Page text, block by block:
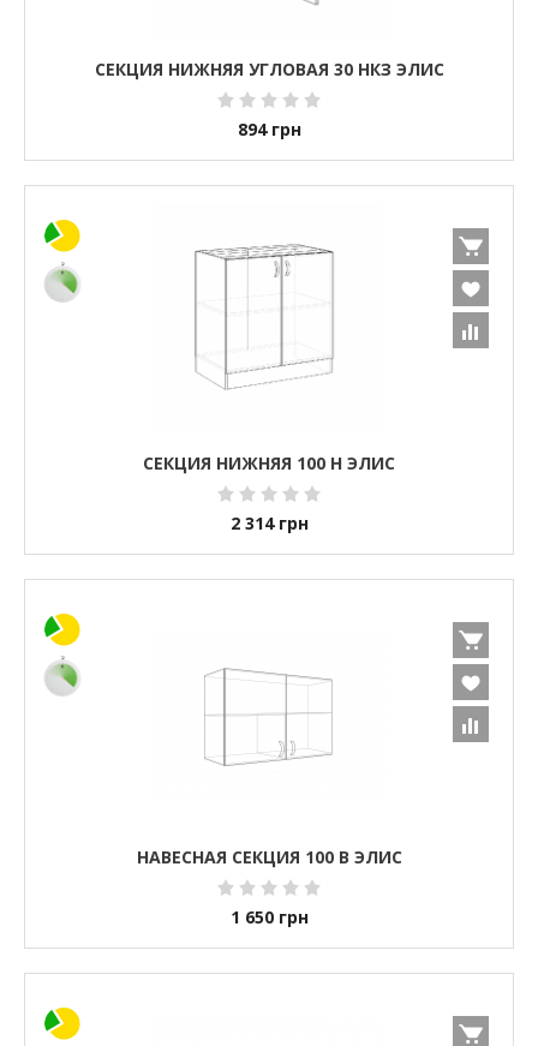
СЕКЦИЯ НИЖНЯЯ УГЛОВАЯ 30 НКЗ ЭЛИС
894 грн
СЕКЦИЯ НИЖНЯЯ 100 Н ЭЛИС
2 314 грн
НАВЕСНАЯ СЕКЦИЯ 100 В ЭЛИС
1 650 грн